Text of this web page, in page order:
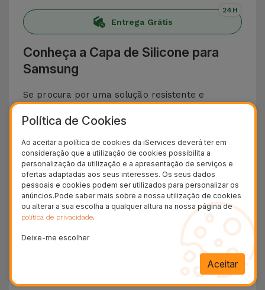
Entrega Grátis
24H
Conheça a Capa de Silicone para
Samsung
Se procura por uma solução resistente e
Samsung , apresentamos a
Com um design minimalista e extremamente
funcional, esta capa oferecea melhor proteção
ao seu telemóvel a que se junta um toque suave
sem descurar o design icónico e funcionalidades
do seu telemóvel da Samsung.
Descubra as vantagens de uma Capa de
destaca-se
Política de Cookies
Ao aceitar a política de cookies da iServices deverá ter em
consideração que a utilização de cookies possibilita a
personalização da utilização e a apresentação de serviços e
ofertas adaptadas aos seus interesses. Os seus dados
pessoais e cookies podem ser utilizados para personalizar os
anúncios.Pode saber mais sobre a nossa utilização de cookies
ou alterar a sua escolha a qualquer altura na nossa página de
política de privacidade.
Deixe-me escolher
Aceitar